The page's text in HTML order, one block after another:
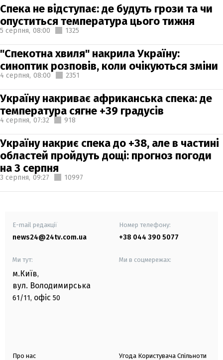
Спека не відступає: де будуть грози та чи
опуститься температура цього тижня
5 серпня, 08:00 1325
"Спекотна хвиля" накрила Україну:
синоптик розповів, коли очікуються зміни
4 серпня, 08:00 2351
Україну накриває африканська спека: де
температура сягне +39 градусів
4 серпня, 07:32 918
Україну накриє спека до +38, але в частині
областей пройдуть дощі: прогноз погоди
на 3 серпня
3 серпня, 09:27 10997
E-mail редакції
news24@24tv.com.ua
Номер телефону:
+38 044 390 5077
Ми тут:
м.Київ,
вул. Володимирська
61/11, офіс 50
Ми в соцмережах:
Про нас Угода Користувача Спільноти